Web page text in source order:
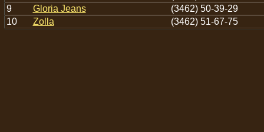
9
Gloria Jeans
(3462) 50-39-29
10
Zolla (3462) 51-67-75